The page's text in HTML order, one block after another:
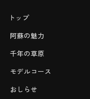
トップ
阿蘇の魅力
千年の草原
モデルコース
おしらせ